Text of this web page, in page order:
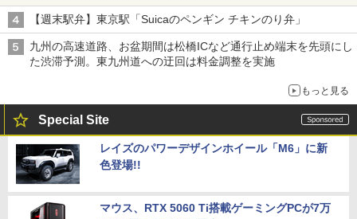
【週末駅弁】東京駅「Suicaのペンギン チキンのり弁」
九州の高速道路、お盆期間は松橋ICなど通行止め端末を先頭にし
た渋滞予測。東九州道への迂回は料金調整を実施
もっと見る
Special Site
レイズのパワーデザインホイール「M6」に新
色登場!!
マウス、RTX 5060 Ti搭載ゲーミングPCが7万